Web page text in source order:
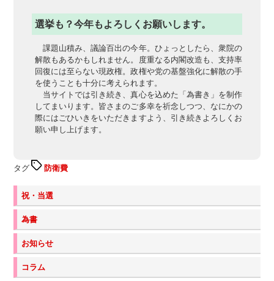
選挙も？今年もよろしくお願いします。
課題山積み、議論百出の今年。ひょっとしたら、衆院の
解散もあるかもしれません。度重なる内閣改造も、支持率
回復には至らない現政権。政権や党の基盤強化に解散の手
を使うことも十分に考えられます。
当サイトでは引き続き、真心を込めた「為書き」を制作
してまいります。皆さまのご多幸を祈念しつつ、なにかの
際にはごひいきをいただきますよう、引き続きよろしくお
願い申し上げます。
タグ 防衛費
祝・当選
為書
お知らせ
コラム